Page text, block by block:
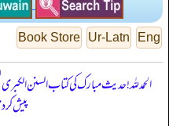
Eng
Ur-Latn
Book Store
الحمدللہ! حدیث مبارک کی کتاب السنن
پیش